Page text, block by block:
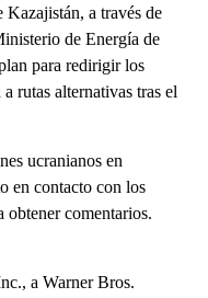
Kazajistán, a través de
de Energía de
para redirigir los
rutas alternativas tras el
ucranianos en
en contacto con los
obtener comentarios.
a Warner Bros.